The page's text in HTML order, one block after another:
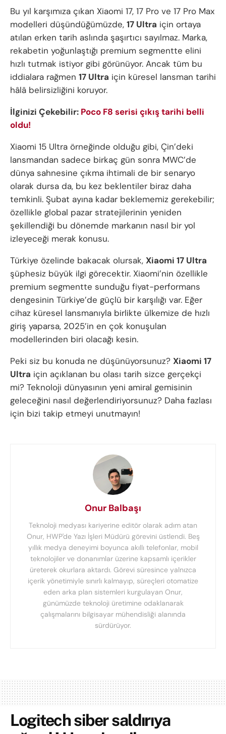
Bu yıl karşımıza çıkan Xiaomi 17, 17 Pro ve 17 Pro Max
modelleri düşündüğümüzde, 17 Ultra için ortaya
atılan erken tarih aslında şaşırtıcı sayılmaz. Marka,
rekabetin yoğunlaştığı premium segmentte elini
hızlı tutmak istiyor gibi görünüyor. Ancak tüm bu
iddialara rağmen 17 Ultra için küresel lansman tarihi
hâlâ belirsizliğini koruyor.
İlginizi Çekebilir: Poco F8 serisi çıkış tarihi belli
oldu!
Xiaomi 15 Ultra örneğinde olduğu gibi, Çin’deki
lansmandan sadece birkaç gün sonra MWC’de
dünya sahnesine çıkma ihtimali de bir senaryo
olarak dursa da, bu kez beklentiler biraz daha
temkinli. Şubat ayına kadar beklememiz gerekebilir;
özellikle global pazar stratejilerinin yeniden
şekillendiği bu dönemde markanın nasıl bir yol
izleyeceği merak konusu.
Türkiye özelinde bakacak olursak, Xiaomi 17 Ultra
şüphesiz büyük ilgi görecektir. Xiaomi’nin özellikle
premium segmentte sunduğu fiyat-performans
dengesinin Türkiye’de güçlü bir karşılığı var. Eğer
cihaz küresel lansmanıyla birlikte ülkemize de hızlı
giriş yaparsa, 2025’in en çok konuşulan
modellerinden biri olacağı kesin.
Peki siz bu konuda ne düşünüyorsunuz? Xiaomi 17
Ultra için açıklanan bu olası tarih sizce gerçekçi
mi? Teknoloji dünyasının yeni amiral gemisinin
geleceğini nasıl değerlendiriyorsunuz? Daha fazlası
için bizi takip etmeyi unutmayın!
Onur Balbaşı
Teknoloji medyası kariyerine editör olarak adım atan
Onur, HWP'de Yazı İşleri Müdürü görevini üstlendi. Beş
yıllık medya deneyimi boyunca akıllı telefonlar, mobil
teknolojiler ve donanımlar üzerine kapsamlı içerikler
üreterek okurlara aktardı. Görevi süresince yalnızca
içerik yönetimiyle sınırlı kalmayıp, süreçleri otomatize
eden arka plan sistemleri kurgulayan Onur,
günümüzde teknoloji üretimine odaklanarak
çalışmalarını bilgisayar mühendisliği alanında
sürdürüyor.
Logitech siber saldırıya